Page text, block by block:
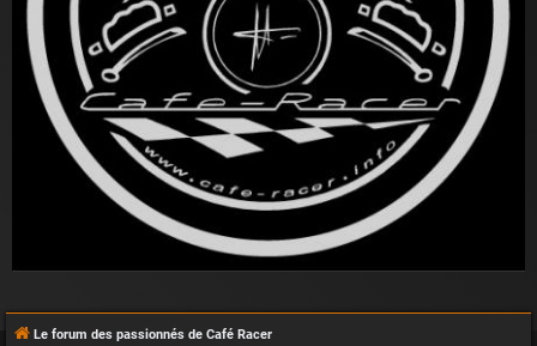
Le forum des passionnés de Café Racer